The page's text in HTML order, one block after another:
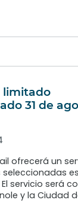
limitado
31 de
ofrecerá un
servicio será
y la Ciudad